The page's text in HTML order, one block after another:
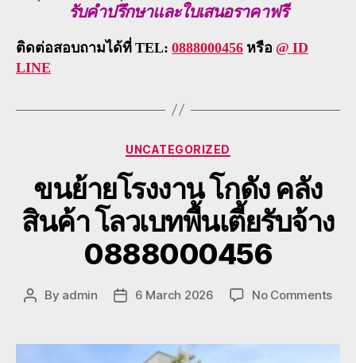
รับคำปรึกษาและใบเสนอราคาฟรี
ติดต่อสอบถามได้ที่ TEL: 0888000456 หรือ @ ID
LINE
Categories
UNCATEGORIZED
ขนย้ายโรงงาน โกดัง คลัง
สินค้า โลวเบทพื้นเตี้ยรับจ้าง
0888000456
Post
By admin
Post6 March 2026 No Commentson
โรง